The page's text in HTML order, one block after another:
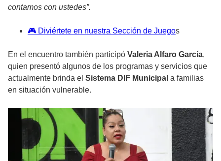
contamos con ustedes”.
🎮 Diviértete en nuestra Sección de Juegos
En el encuentro también participó Valeria Alfaro García,
quien presentó algunos de los programas y servicios que
actualmente brinda el Sistema DIF Municipal a familias
en situación vulnerable.